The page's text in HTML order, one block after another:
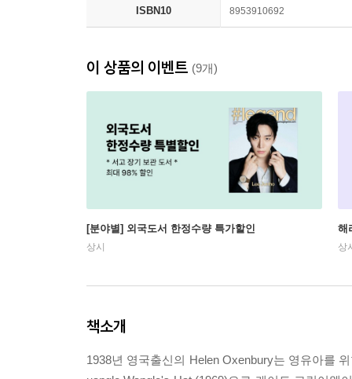
ISBN10 8953910692
이 상품의 이벤트 (9개)
[분야별] 외국도서 한정수량 특가할인
상시
해
상
책소개
1938년 영국출신의 Helen Oxenbury는 영유아를